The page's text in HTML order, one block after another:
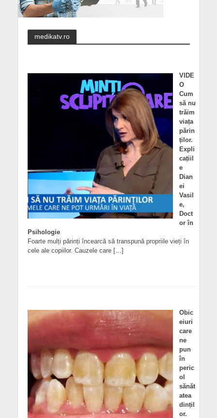
medikatv.ro
VIDE
O
Cum
să nu
trăim
viața
părin
ților.
Expli
cațiil
e
Dian
ei
Vasil
e,
Doct
or în
Psihologie
Foarte mulți părinți încearcă să transpună propriile vieți în
cele ale copiilor. Cauzele care […]
Obic
eiuri
care
ne
pun
în
peric
ol
sănăt
atea
dințil
or.